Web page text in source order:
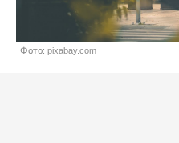
Фото: pixabay.com